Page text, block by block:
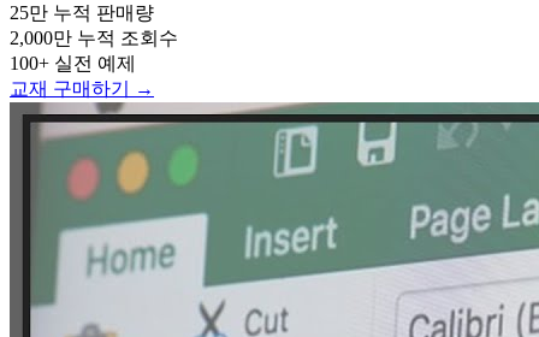
25만 누적 판매량
2,000만 누적 조회수
100+ 실전 예제
교재 구매하기 →